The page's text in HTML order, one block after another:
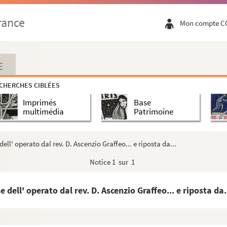
Mon compte
CIBLÉES
Imprimés
multimédia
Base
Patrimoine
operato dal rev. D. Ascenzio Graffeo... e riposta da...
Notice 1 sur 1
operato dal rev. D. Ascenzio Graffeo... e riposta
et XIIIesiècles, relatives la plupart au règne de P...
le prince de Conty sur les comtés souverains...
datam anno 1542... Accessit appendix historica the...
maritimes du Poitou, de l'Aunis, de la Saintonge...
la guerre de Paris et la Fronde
et commercial de l'Espagne, ainsi que sur l...